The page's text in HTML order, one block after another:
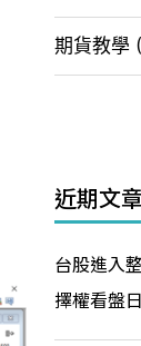
期貨教學
近期文章
台股進入
擇權看盤